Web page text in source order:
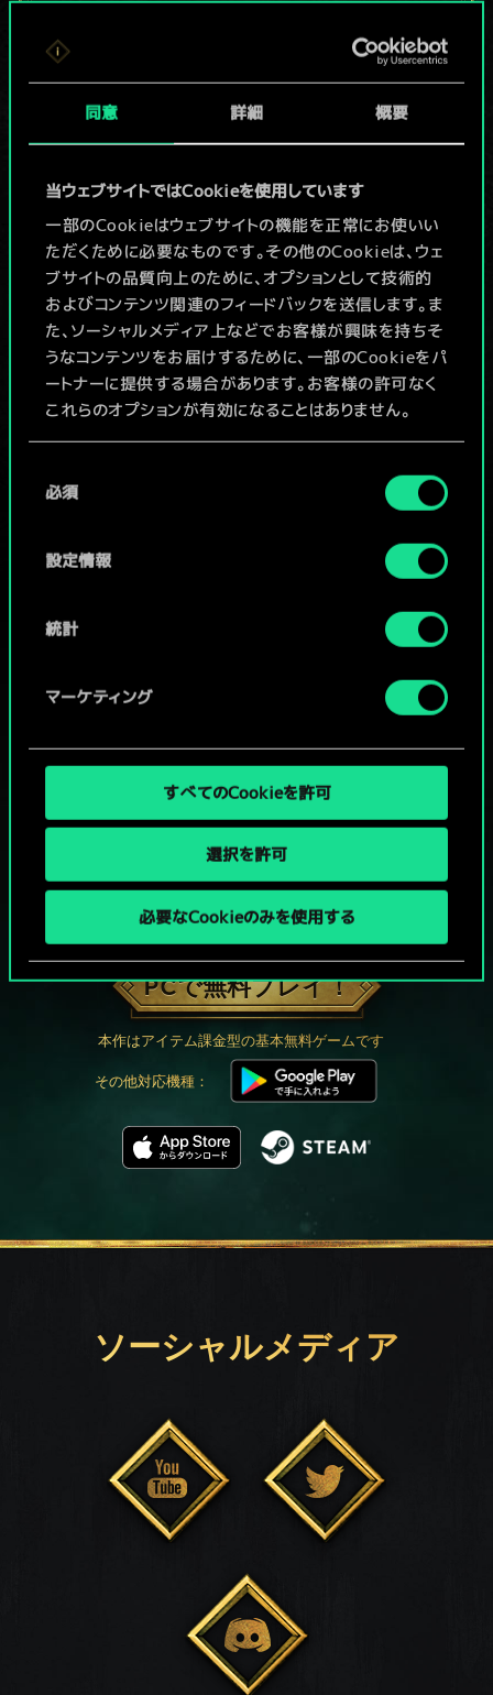
同意 詳細 概要
当ウェブサイトではCookieを使用しています
一部のCookieはウェブサイトの機能を正常にお使いい
ただくために必要なものです。その他のCookieは、ウェ
ブサイトの品質向上のために、オプションとして技術的
およびコンテンツ関連のフィードバックを送信します。ま
た、ソーシャルメディア上などでお客様が興味を持ちそ
うなコンテンツをお届けするために、一部のCookieをパ
ートナーに提供する場合があります。お客様の許可なく
これらのオプションが有効になることはありません。
詳細は、下記の「設定」メニューでご確認ください。
必須
設定情報
統計
マーケティング
すべてのCookieを許可
選択を許可
必要なCookieのみを使用する
現在はまだこれし
か共有デッキがあ
りませんが、
続々追加中！
デッキ名入力＆ガイドを作成
デッキを編集
/
グウェントでひと勝負といかない
か？
PCで無料プレイ！
本作はアイテム課金型の基本無料ゲームです
その他対応機種：
ソーシャルメディア